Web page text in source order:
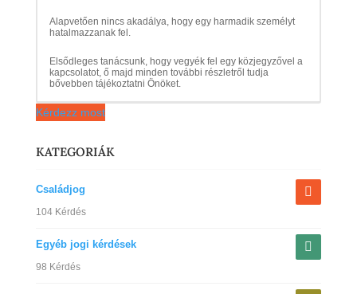
Alapvetően nincs akadálya, hogy egy harmadik személyt
hatalmazzanak fel.
Elsődleges tanácsunk, hogy vegyék fel egy közjegyzővel a
kapcsolatot, ő majd minden további részletről tudja
bővebben tájékoztatni Önöket.
Kérdezz most
KATEGORIÁK
Családjog
104 Kérdés
Egyéb jogi kérdések
98 Kérdés